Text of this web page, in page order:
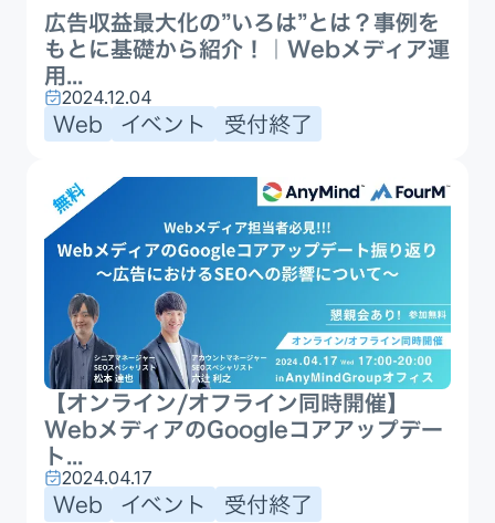
広告収益最大化の”いろは”とは？事例を
もとに基礎から紹介！｜Webメディア運
用...
2024.12.04
Web イベント 受付終了
【オンライン/オフライン同時開催】
WebメディアのGoogleコアアップデー
ト...
2024.04.17
Web イベント 受付終了